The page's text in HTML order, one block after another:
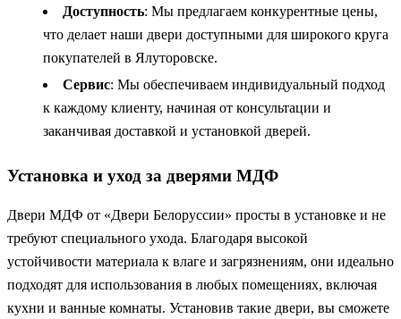
Доступность: Мы предлагаем конкурентные цены,
что делает наши двери доступными для широкого круга
покупателей в Ялуторовске.
Сервис: Мы обеспечиваем индивидуальный подход
к каждому клиенту, начиная от консультации и
заканчивая доставкой и установкой дверей.
Установка и уход за дверями МДФ
Двери МДФ от «Двери Белоруссии» просты в установке и не
требуют специального ухода. Благодаря высокой
устойчивости материала к влаге и загрязнениям, они идеально
подходят для использования в любых помещениях, включая
кухни и ванные комнаты. Установив такие двери, вы сможете